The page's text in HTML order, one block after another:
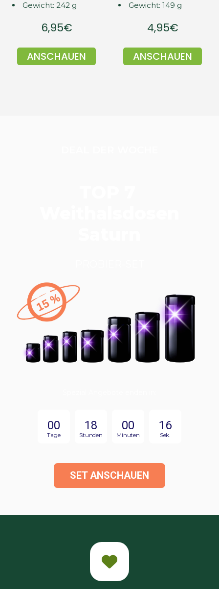
Gewicht: 242 g
6,95€
ANSCHAUEN
Gewicht: 149 g
4,95€
ANSCHAUEN
00
Tage
18
Stunden
00
Minuten
15
Sek.
SET ANSCHAUEN